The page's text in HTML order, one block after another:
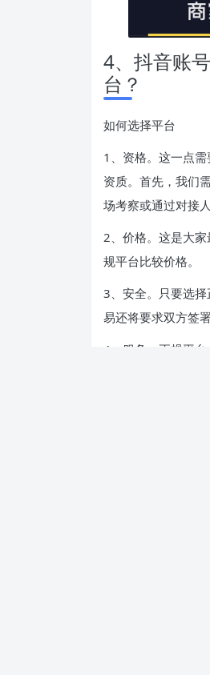
4、抖音账
台？
如何选择平台
1、资格。这一点
资质。首先，我们
场考察或通过对接
2、价格。这是大
规平台比较价格。
3、安全。只要选
易还将要求双方签
4、服务。正规平